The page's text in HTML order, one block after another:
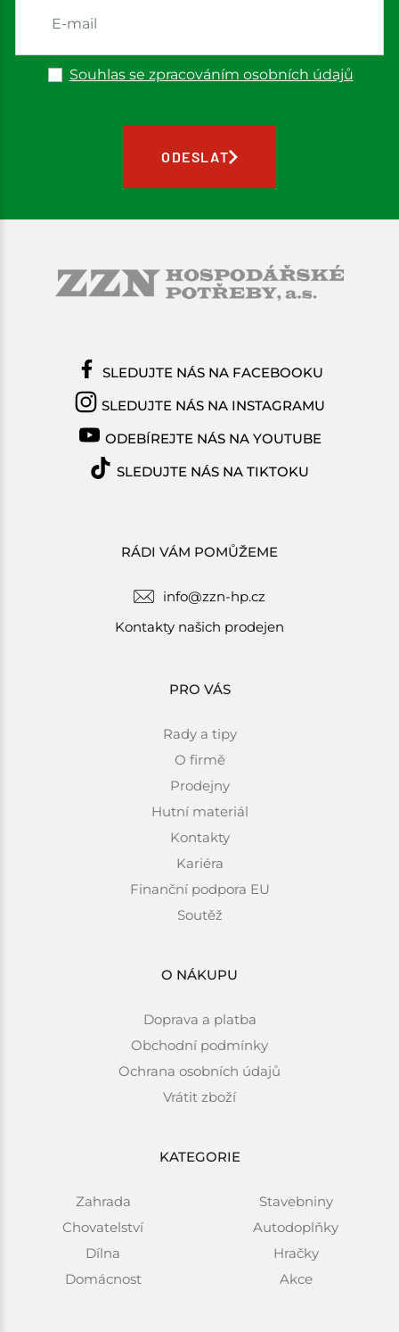
Souhlas se zpracováním osobních údajů
ODESLAT
RÁDI VÁM POMŮŽEME
info@zzn-hp.cz
Kontakty našich prodejen
PRO VÁS
Rady a tipy
O firmě
Prodejny
Hutní materiál
Kontakty
Kariéra
Finanční podpora EU
Soutěž
O NÁKUPU
Doprava a platba
Obchodní podmínky
Ochrana osobních údajů
Vrátit zboží
KATEGORIE
Zahrada
Chovatelství
Dílna
Domácnost
Stavebniny
Autodoplňky
Hračky
Akce
SLEDUJTE NÁS NA FACEBOOKU
SLEDUJTE NÁS NA INSTAGRAMU
ODEBÍREJTE NÁS NA YOUTUBE
SLEDUJTE NÁS NA TIKTOKU